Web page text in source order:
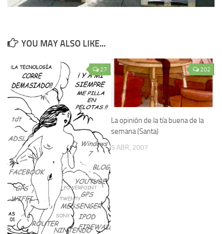
YOU MAY ALSO LIKE...
27 202
La opinión de la tía buena de la
semana (Santa)
5 ABR, 2007